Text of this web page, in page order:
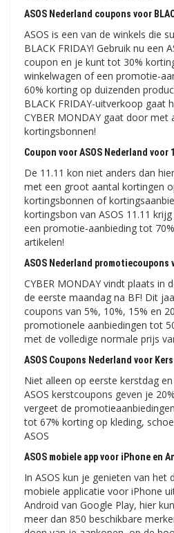
ASOS Nederland coupons voor
ASOS is een van de winkels die
BLACK FRIDAY! Gebruik nu een
coupon en je kunt tot 30%
winkelwagen of een promotie-
60% korting op duizenden
BLACK FRIDAY-uitverkoop gaat
CYBER MONDAY gaat door met
kortingsbonnen!
Coupon voor ASOS Nederland voor
De 11.11 kon niet anders dan
met een groot aantal kortingen
kortingsbonnen of
kortingsbon van ASOS 11.11
een promotie-aanbieding tot
artikelen!
ASOS Nederland promotiecoupons
CYBER MONDAY vindt plaats in
de eerste maandag na BF! Dit
coupons van 5%, 10%, 15% en
promotionele aanbiedingen tot
met de volledige normale prijs
ASOS Coupons Nederland voor
Niet alleen op eerste kerstdag
ASOS kerstcoupons geven je
vergeet de
tot 67% korting op kleding,
ASOS
ASOS mobiele app voor iPhone en
In ASOS kun je genieten van het
mobiele applicatie voor iPhone
Android van Google Play, hier
meer dan 850 beschikbare